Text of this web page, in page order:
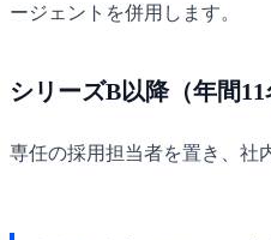
ージェントを併用します。
シリーズB以降（年間11
専任の採用担当者を置き、社